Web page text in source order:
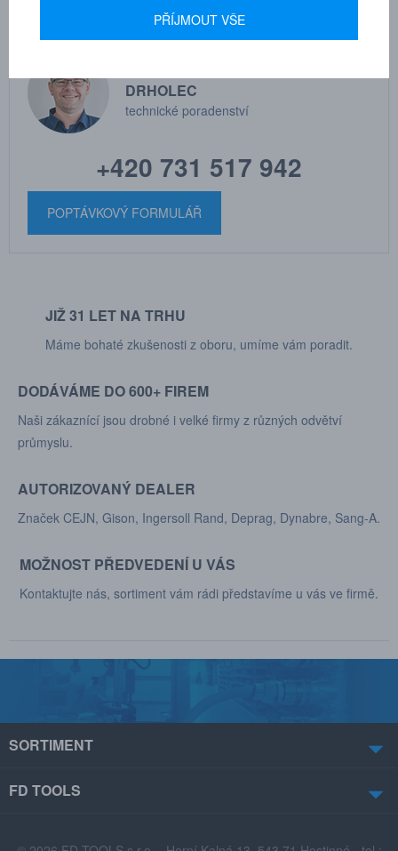
DRHOLEC
technické poradenství
+420 731 517 942
POPTÁVKOVÝ FORMULÁŘ
JIŽ 31 LET NA TRHU
Máme bohaté zkušenosti z oboru, umíme vám poradit.
DODÁVÁME DO 600+ FIREM
Naši zákaznící jsou drobné i velké firmy z různých odvětví
průmyslu.
AUTORIZOVANÝ DEALER
Značek CEJN, Gison, Ingersoll Rand, Deprag, Dynabre, Sang-A.
MOŽNOST PŘEDVEDENÍ U VÁS
Kontaktujte nás, sortiment vám rádi představíme u vás ve firmě.
SORTIMENT
FD TOOLS
PŘÍJMOUT VŠE